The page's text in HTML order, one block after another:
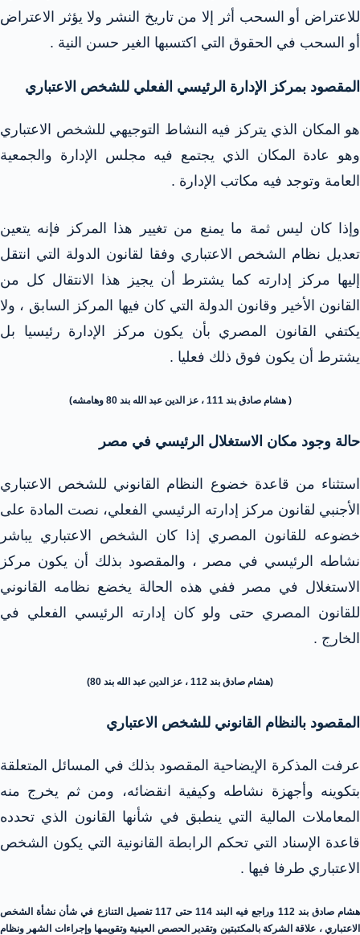
للاعتراض أو السحب أثر إلا من تاريخ النشر ولا يؤثر الاعتراض
أو السحب في الحقوق التي اكتسبها الغير حسن النية .
المقصود بمركز الإدارة الرئيسي الفعلي للشخص الاعتباري
هو المكان الذي يتركز فيه النشاط التوجيهي للشخص الاعتباري
وهو عادة المكان الذي يجتمع فيه مجلس الإدارة والجمعية
العامة وتوجد فيه مكاتب الإدارة .
وإذا كان ليس ثمة ما يمنع من تغيير هذا المركز فإنه يتعين
تعديل نظام الشخص الاعتباري وفقا لقانون الدولة التي انتقل
إليها مركز إدارته كما يشترط أن يجيز هذا الانتقال كل من
القانون الأخير وقانون الدولة التي كان فيها المركز السابق ، ولا
يكتفي القانون المصري بأن يكون مركز الإدارة رئيسيا بل
يشترط أن يكون فوق ذلك فعليا .
( هشام صادق بند 111 ، عز الدين عبد الله بند 80 وهامشه)
حالة وجود مكان الاستغلال الرئيسي في مصر
استثناء من قاعدة خضوع النظام القانوني للشخص الاعتباري
الأجنبي لقانون مركز إدارته الرئيسي الفعلي، نصت المادة على
خضوعه للقانون المصري إذا كان الشخص الاعتباري يباشر
نشاطه الرئيسي في مصر ، والمقصود بذلك أن يكون مركز
الاستغلال في مصر ففي هذه الحالة يخضع نظامه القانوني
للقانون المصري حتى ولو كان إدارته الرئيسي الفعلي في
الخارج .
(هشام صادق بند 112 ، عز الدين عبد الله بند 80)
المقصود بالنظام القانوني للشخص الاعتباري
عرفت المذكرة الإيضاحية المقصود بذلك في المسائل المتعلقة
بتكوينه وأجهزة نشاطه وكيفية انقضائه، ومن ثم يخرج منه
المعاملات المالية التي ينطبق في شأنها القانون الذي تحدده
قاعدة الإسناد التي تحكم الرابطة القانونية التي يكون الشخص
الاعتباري طرفا فيها .
هشام صادق بند 112 وراجع فيه البند 114 حتى 117 تفصيل التنازع في شأن نشأة الشخص
الاعتباري ، علاقة الشركة بالمكتبتين وتقدير الحصص العينية وتقويمها وإجراءات الشهر ونظام